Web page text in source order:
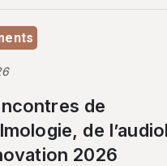
de
de
2026